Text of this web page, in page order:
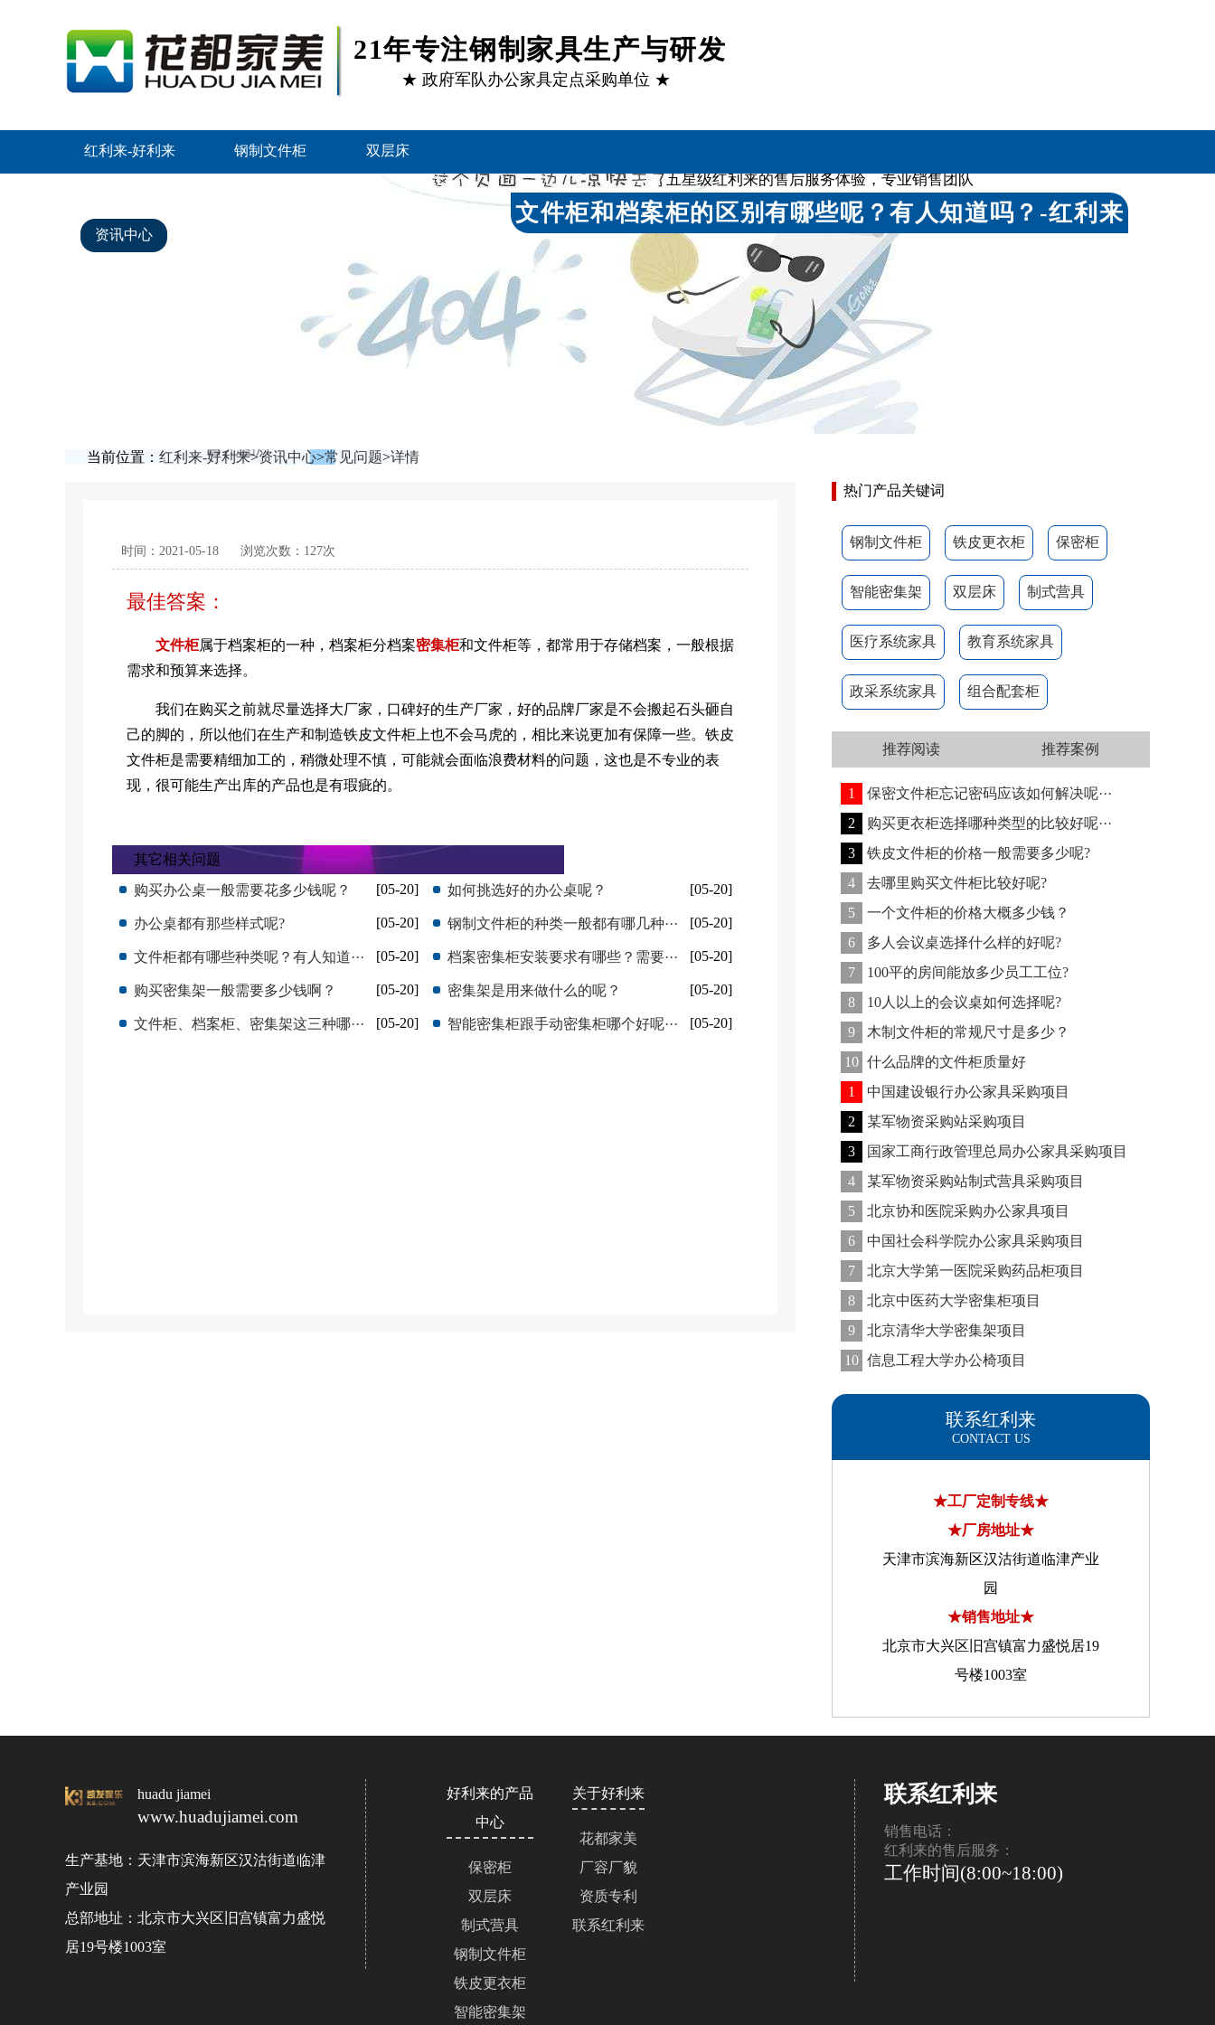
21年专注钢制家具生产与研发
★ 政府军队办公家具定点采购单位 ★
五星级红利来的售后服务体验，专业销售团队
文件柜和档案柜的区别有哪些呢？有人知道吗？-红利来
红利来-好利来 钢制文件柜 双层床
客户案例
资讯中心
当前位置： 红利来-好利来>资讯中心>常见问题>详情
热门产品关键词
钢制文件柜 铁皮更衣柜 保密柜
智能密集架 双层床 制式营具
医疗系统家具 教育系统家具
政采系统家具 组合配套柜
推荐阅读 推荐案例
1
保密文件柜忘记密码应该如何解决呢···
2
购买更衣柜选择哪种类型的比较好呢···
3
铁皮文件柜的价格一般需要多少呢?
4
去哪里购买文件柜比较好呢?
5
一个文件柜的价格大概多少钱？
6
多人会议桌选择什么样的好呢?
7
100平的房间能放多少员工工位?
8
10人以上的会议桌如何选择呢?
9
木制文件柜的常规尺寸是多少？
10 什么品牌的文件柜质量好
1
中国建设银行办公家具采购项目
2
某军物资采购站采购项目
3
国家工商行政管理总局办公家具采购项目
4
某军物资采购站制式营具采购项目
5
北京协和医院采购办公家具项目
6
中国社会科学院办公家具采购项目
7
北京大学第一医院采购药品柜项目
8
北京中医药大学密集柜项目
9
北京清华大学密集架项目
10 信息工程大学办公椅项目
联系红利来
CONTACT US
★工厂定制专线★
★厂房地址★
天津市滨海新区汉沽街道临津产业
园
★销售地址★
北京市大兴区旧宫镇富力盛悦居19
号楼1003室
时间：2021-05-18 浏览次数：127次
最佳答案：
文件柜属于档案柜的一种，档案柜分档案密集柜和文件柜等，都常用于存储档案，一般根据
需求和预算来选择。
我们在购买之前就尽量选择大厂家，口碑好的生产厂家，好的品牌厂家是不会搬起石头砸自
己的脚的，所以他们在生产和制造铁皮文件柜上也不会马虎的，相比来说更加有保障一些。铁皮
文件柜是需要精细加工的，稍微处理不慎，可能就会面临浪费材料的问题，这也是不专业的表
现，很可能生产出库的产品也是有瑕疵的。
其它相关问题
购买办公桌一般需要花多少钱呢？
[05-20] 如何挑选好的办公桌呢？ [05-20]
办公桌都有那些样式呢? [05-20] 钢制文件柜的种类一般都有哪几种··· [05-20]
文件柜都有哪些种类呢？有人知道··· [05-20] 档案密集柜安装要求有哪些？需要··· [05-20]
购买密集架一般需要多少钱啊？ [05-20] 密集架是用来做什么的呢？ [05-20]
文件柜、档案柜、密集架这三种哪··· [05-20] 智能密集柜跟手动密集柜哪个好呢··· [05-20]
huadu jiamei
www.huadujiamei.com
生产基地：天津市滨海新区汉沽街道临津
产业园
总部地址：北京市大兴区旧宫镇富力盛悦
居19号楼1003室
好利来的产品
中心
保密柜
双层床
制式营具
钢制文件柜
铁皮更衣柜
智能密集架
关于好利来
花都家美
厂容厂貌
资质专利
联系红利来
联系红利来
销售电话：
红利来的售后服务：
工作时间(8:00~18:00)